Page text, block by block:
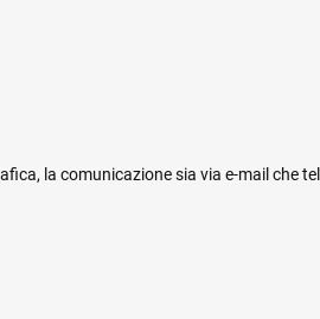
la comunicazione sia via e-mail che